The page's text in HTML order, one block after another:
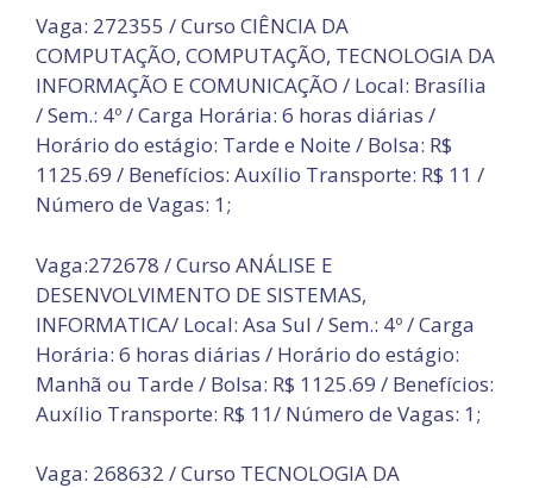
Vaga: 272355 / Curso CIÊNCIA DA
COMPUTAÇÃO, COMPUTAÇÃO, TECNOLOGIA DA
INFORMAÇÃO E COMUNICAÇÃO / Local: Brasília
/ Sem.: 4º / Carga Horária: 6 horas diárias /
Horário do estágio: Tarde e Noite / Bolsa: R$
1125.69 / Benefícios: Auxílio Transporte: R$ 11 /
Número de Vagas: 1;
Vaga:272678 / Curso ANÁLISE E
DESENVOLVIMENTO DE SISTEMAS,
INFORMATICA/ Local: Asa Sul / Sem.: 4º / Carga
Horária: 6 horas diárias / Horário do estágio:
Manhã ou Tarde / Bolsa: R$ 1125.69 / Benefícios:
Auxílio Transporte: R$ 11/ Número de Vagas: 1;
Vaga: 268632 / Curso TECNOLOGIA DA